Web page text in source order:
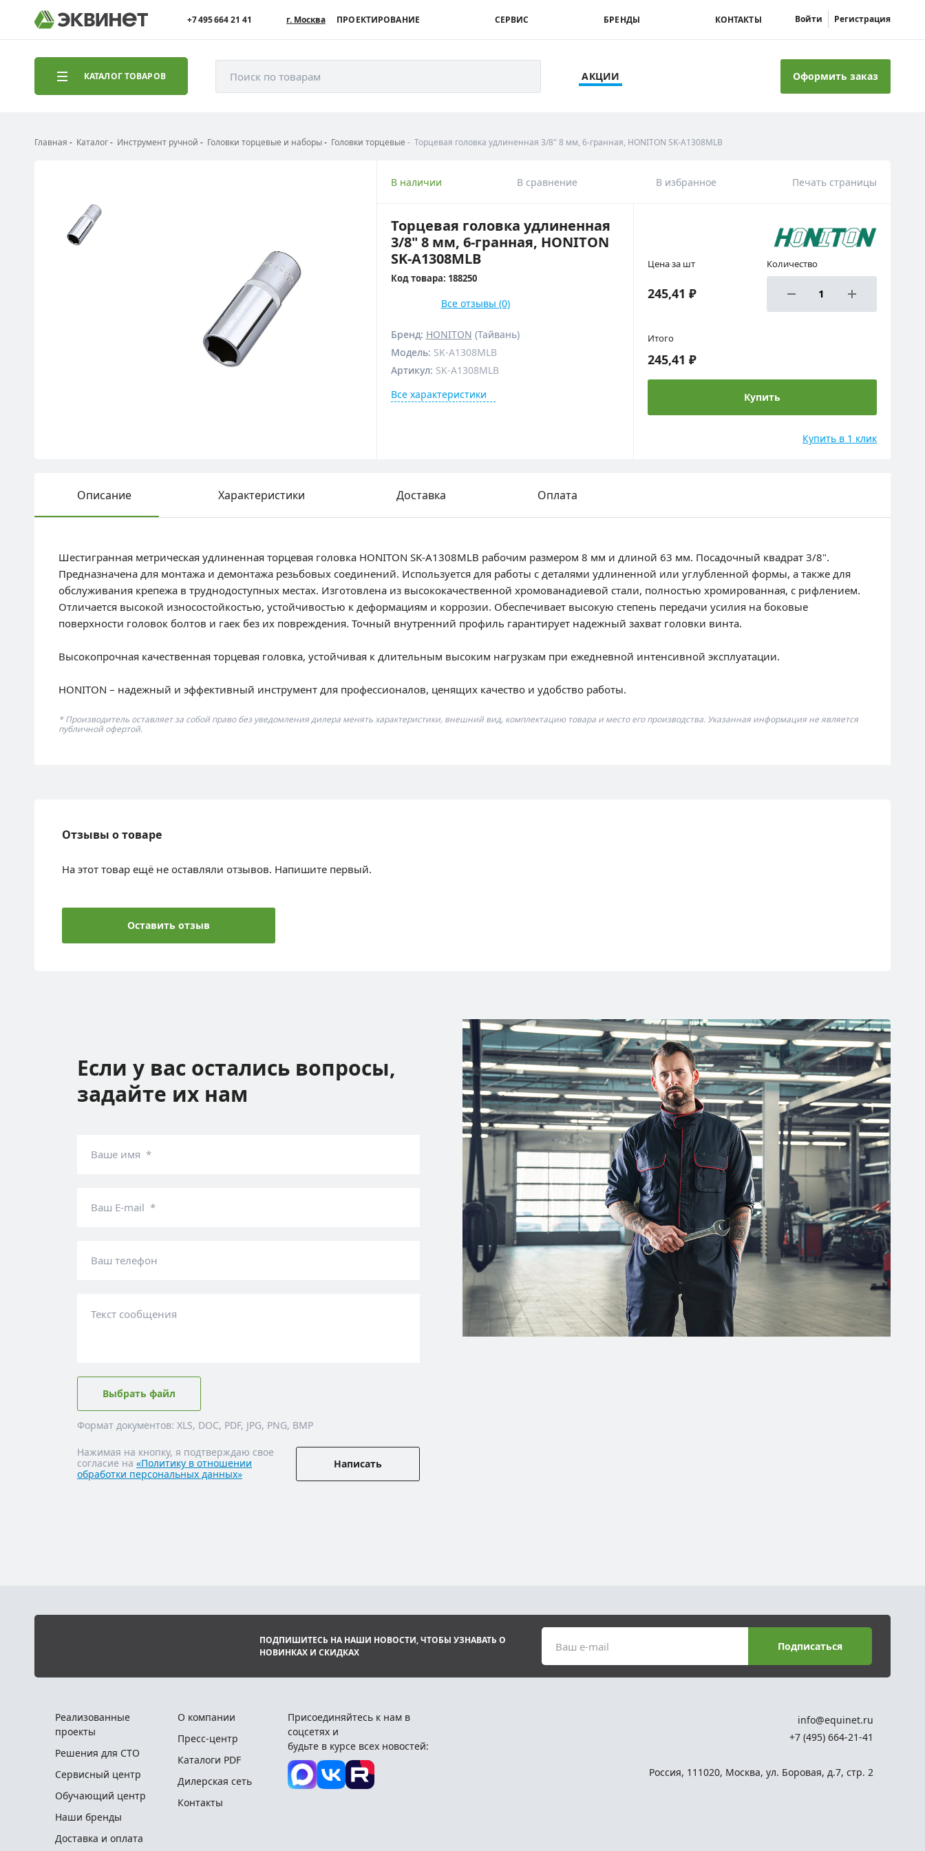
+7 495 664 21 41 г. Москва ПРОЕКТИРОВАНИЕ СЕРВИС БРЕНДЫ КОНТАКТЫ Войти Регистрация
КАТАЛОГ ТОВАРОВ Поиск по товарам АКЦИИ Оформить заказ
Главная Каталог Инструмент ручной Головки торцевые и наборы Головки торцевые Торцевая головка удлиненная 3/8" 8 мм, 6-гранная, HONITON SK-A1308MLB
В наличии В сравнение В избранное Печать страницы
Торцевая головка удлиненная
3/8" 8 мм, 6-гранная, HONITON
SK-A1308MLB
Код товара: 188250
Все отзывы (0)
Бренд: HONITON (Тайвань)
Модель: SK-A1308MLB
Артикул: SK-A1308MLB
Все характеристики
Цена за шт
245,41 ₽
Количество
Итого
245,41 ₽
Купить
Купить в 1 клик
Описание Характеристики Доставка Оплата
Шестигранная метрическая удлиненная торцевая головка HONITON SK-A1308MLB рабочим размером 8 мм и длиной 63 мм. Посадочный квадрат 3/8".
Предназначена для монтажа и демонтажа резьбовых соединений. Используется для работы с деталями удлиненной или углубленной формы, а также для
обслуживания крепежа в труднодоступных местах. Изготовлена из высококачественной хромованадиевой стали, полностью хромированная, с рифлением.
Отличается высокой износостойкостью, устойчивостью к деформациям и коррозии. Обеспечивает высокую степень передачи усилия на боковые
поверхности головок болтов и гаек без их повреждения. Точный внутренний профиль гарантирует надежный захват головки винта.
Высокопрочная качественная торцевая головка, устойчивая к длительным высоким нагрузкам при ежедневной интенсивной эксплуатации.
HONITON – надежный и эффективный инструмент для профессионалов, ценящих качество и удобство работы.
* Производитель оставляет за собой право без уведомления дилера менять характеристики, внешний вид, комплектацию товара и место его производства. Указанная информация не является
публичной офертой.
Отзывы о товаре
На этот товар ещё не оставляли отзывов. Напишите первый.
Оставить отзыв
Если у вас остались вопросы,
задайте их нам
Ваше имя *
Ваш E-mail *
Ваш телефон
Текст сообщения
Выбрать файл
Формат документов: XLS, DOC, PDF, JPG, PNG, BMP
Нажимая на кнопку, я подтверждаю свое
согласие на «Политику в отношении
обработки персональных данных»
Написать
ПОДПИШИТЕСЬ НА НАШИ НОВОСТИ, ЧТОБЫ УЗНАВАТЬ О
НОВИНКАХ И СКИДКАХ
Ваш e-mail Подписаться
Реализованные
проекты
Решения для СТО
Сервисный центр
Обучающий центр
Наши бренды
Доставка и оплата
О компании
Пресс-центр
Каталоги PDF
Дилерская сеть
Контакты
Присоединяйтесь к нам в
соцсетях и
будьте в курсе всех новостей:
info@equinet.ru
+7 (495) 664-21-41
Россия, 111020, Москва, ул. Боровая, д.7, стр. 2